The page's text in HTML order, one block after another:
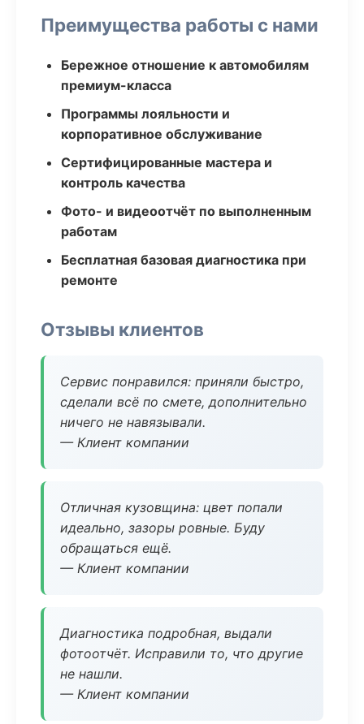
Преимущества работы с нами
Бережное отношение к автомобилям
премиум-класса
Программы лояльности и
корпоративное обслуживание
Сертифицированные мастера и
контроль качества
Фото- и видеоотчёт по выполненным
работам
Бесплатная базовая диагностика при
ремонте
Отзывы клиентов
Сервис понравился: приняли быстро,
сделали всё по смете, дополнительно
ничего не навязывали.
— Клиент компании
Отличная кузовщина: цвет попали
идеально, зазоры ровные. Буду
обращаться ещё.
— Клиент компании
Диагностика подробная, выдали
фотоотчёт. Исправили то, что другие
не нашли.
— Клиент компании